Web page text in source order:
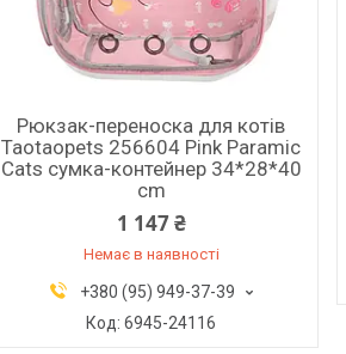
Рюкзак-переноска для котів
Taotaopets 256604 Pink Paramic
Cats сумка-контейнер 34*28*40
cm
1 147 ₴
Немає в наявності
+380 (95) 949-37-39
6945-24116